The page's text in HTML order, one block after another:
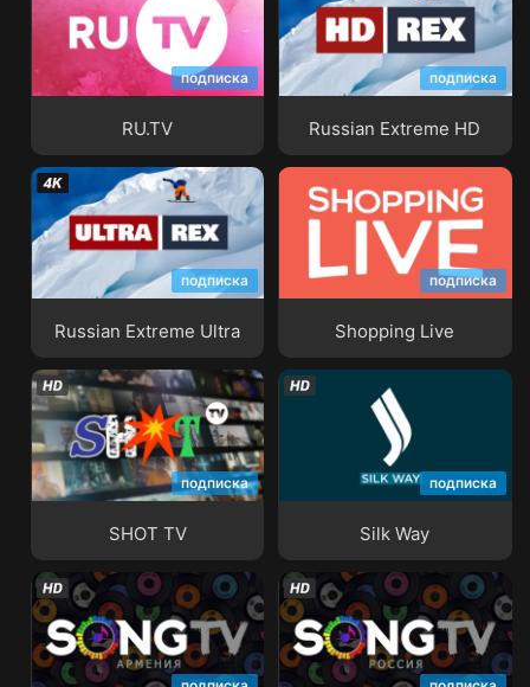
подписка
RU.TV
RU.TV
подписка
Russian Extreme HD
Russian Extreme HD
подписка
Russian Extreme Ultra
Russian Extreme Ultra
подписка
Shopping Live
Shopping Live
подписка
SHOT TV
SHOT TV
подписка
Silk Way